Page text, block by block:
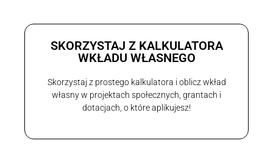
SKORZYSTAJ Z KALKULATORA
WKŁADU WŁASNEGO
Skorzystaj z prostego kalkulatora i oblicz wkład
własny w projektach społecznych, grantach i
dotacjach, o które aplikujesz!